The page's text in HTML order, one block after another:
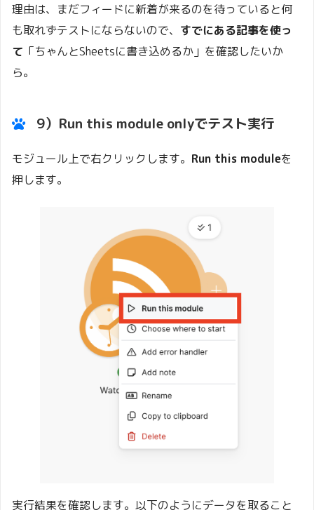
理由は、まだフィードに新着が来るのを待っていると何
も取れずテストにならないので、 すでにある記事を使っ
て 「ちゃんとSheetsに書き込めるか」を確認したいか
ら。
9） Run this module onlyでテスト実行
モジュール上で右クリックします。 Run this moduleを
押します。
実行結果を確認します。以下のようにデータを取ること